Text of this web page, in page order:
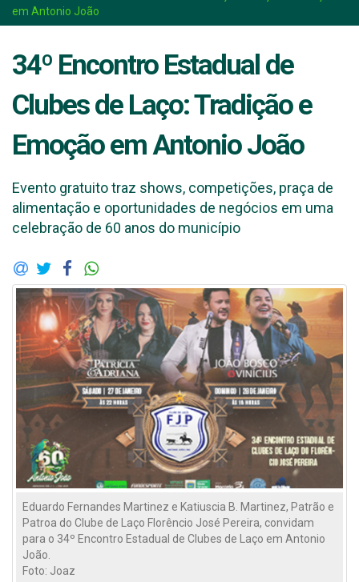
em Antonio João
34º Encontro Estadual de
Clubes de Laço: Tradição e
Emoção em Antonio João
Evento gratuito traz shows, competições, praça de
alimentação e oportunidades de negócios em uma
celebração de 60 anos do município
Eduardo Fernandes Martinez e Katiuscia B. Martinez, Patrão e
Patroa do Clube de Laço Florêncio José Pereira, convidam
para o 34º Encontro Estadual de Clubes de Laço em Antonio
João.
Foto: Joaz